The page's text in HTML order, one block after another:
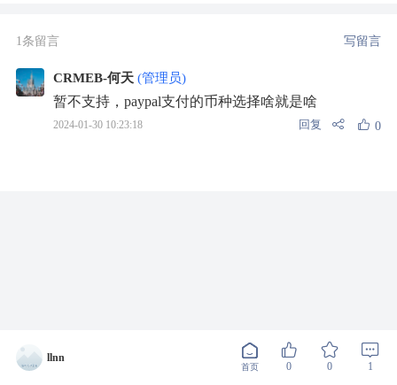
llnn
首页 0 0 1
1条留言 写留言
CRMEB-何天 (管理员)
暂不支持，paypal支付的币种选择啥就是啥
2024-01-30 10:23:18 回复 0